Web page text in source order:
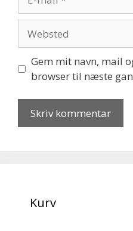
mail
Gem mit navn, mail
browser til næste
Kurv